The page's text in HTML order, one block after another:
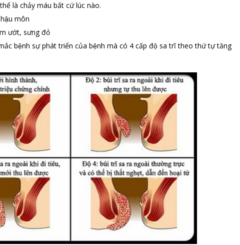
là chảy máu bất cứ lúc nào.
môn
ướt, sưng đỏ
bệnh sự phát triển của bệnh mà có 4 cấp độ sa trĩ theo thứ tự tăng